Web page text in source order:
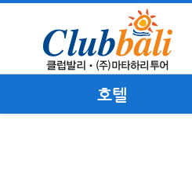
호텔